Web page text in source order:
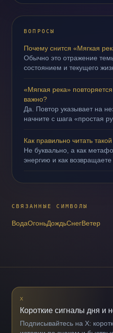
ВОПРОСЫ
Почему снится «Мягкая
Обычно это отражение
состоянием и текущего
«Мягкая река»
важно?
Да. Повтор указывает на
начните с шага «простая
Как правильно читать
Не буквально, а как
энергию и как возвращаете
СВЯЗАННЫЕ СИМВОЛЫ
ВодаОгоньДождьСнегВетер
X
Короткие сигналы дня и
Подписывайтесь на X: